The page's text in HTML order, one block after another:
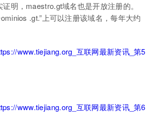
明，maestro.gt域名也是开放注册的。
.gt.”上可以注册该域名，每年大约